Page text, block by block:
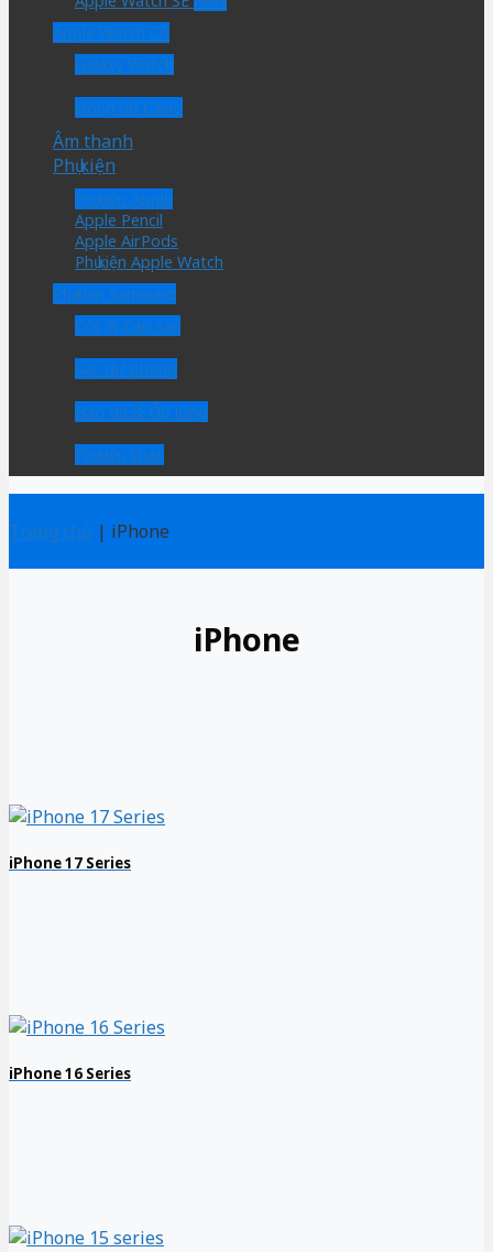
Apple Watch Cũ
Galaxy Watch
Đồng hồ Casio
Âm thanh
Phụ kiện
Phụ kiện Apple
Apple Pencil
Apple AirPods
Phụ kiện Apple Watch
Phụ kiện Samsung
Cốc & Cáp sạc
Sạc dự phòng
Bao da & Ốp lưng
Phụ kiện khác
Trang chủ | iPhone
iPhone
iPhone 17 Series
iPhone 16 Series